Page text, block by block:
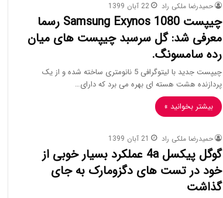
حمیدرضا ملکی راد 22 آبان 1399
چیپست Samsung Exynos 1080 رسما
معرفی شد: گل سرسبد چیپست های میان
رده سامسونگ.
چیپست جدید با لیتوگرافی 5 نانومتری ساخته شده و از یک
پردازنده هشت هسته ای بهره می برد که دارای…
بیشتر بخوانید »
حمیدرضا ملکی راد 21 آبان 1399
گوگل پیکسل 4a عملکرد بسیار خوبی از
خود در تست های دگزو‌مارک به جای
گذاشت